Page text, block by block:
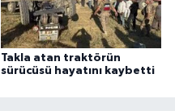
Takla atan traktörün
sürücüsü hayatını kaybetti